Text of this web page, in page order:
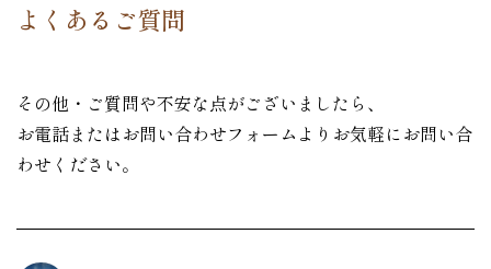
よくあるご質問
その他・ご質問や不安な点がございましたら、
お電話またはお問い合わせフォームよりお気軽にお問い合
わせください。